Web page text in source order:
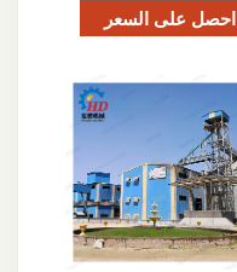
احصل على السعر